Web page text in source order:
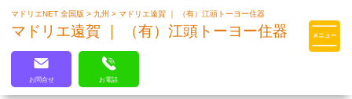
マドリエはLIXILの厳しい基準を
クリアした住まいのプロ集団です
マドリエNET 全国版> 九州>マドリエ遠賀 ｜ （有）江頭トーヨー住器
マドリエ遠賀 ｜ （有）江頭トーヨー住器
お問合せ お電話